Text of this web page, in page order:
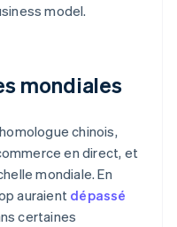
model.
mondiales
chinois,
en direct, et
mondiale. En
auraientdépassé
certaines